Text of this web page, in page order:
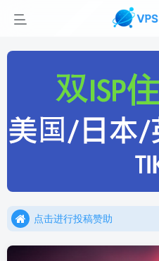
点击加入官方TG频道/聊天群
点击进行投稿赞助
点击加入官方TG频道/聊天群